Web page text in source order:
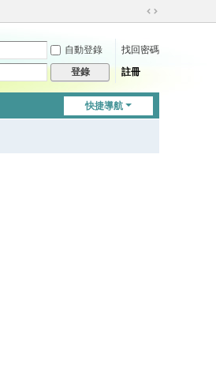
切
到
自動登錄
找回密碼
登錄 註冊
快捷導航